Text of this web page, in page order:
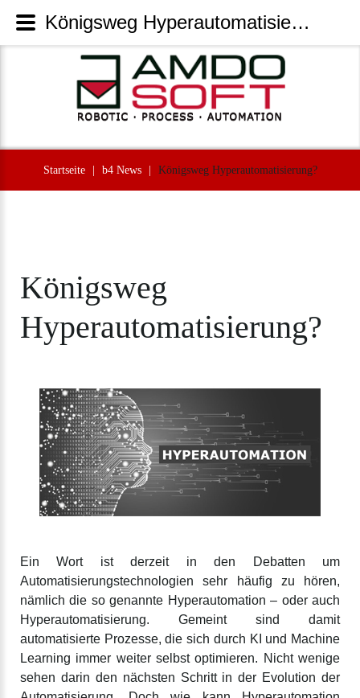
Startseite b4 News Königsweg Hyperautomatisierung?
Königsweg
Hyperautomatisierung?
Ein Wort ist derzeit in den Debatten um
Automatisierungstechnologien sehr häufig zu hören,
nämlich die so genannte Hyperautomation – oder auch
Hyperautomatisierung. Gemeint sind damit
automatisierte Prozesse, die sich durch KI und Machine
Learning immer weiter selbst optimieren. Nicht wenige
sehen darin den nächsten Schritt in der Evolution der
Königsweg Hyperautomatisierung? | AmdoSoft Systems